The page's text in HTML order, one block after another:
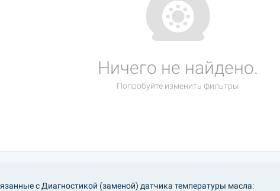
Ничего не найдено.
Попробуйте изменить фильтры
с Диагностикой (заменой) датчика температуры масла: